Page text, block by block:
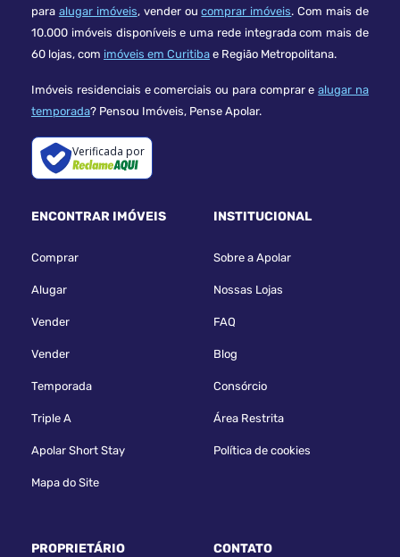
para alugar imóveis, vender oucomprar imóveis. Com mais de
10.000 imóveis disponíveis e uma rede integrada com mais de
60 lojas, com imóveis em Curitiba e Região Metropolitana.
Imóveis residenciais e comerciais ou para comprar ealugar na
temporada? Pensou Imóveis, Pense Apolar.
Verificada por
ENCONTRAR IMÓVEIS
Comprar
Alugar
Vender
Vender
Temporada
Triple A
Apolar Short Stay
Mapa do Site
INSTITUCIONAL
Sobre a Apolar
Nossas Lojas
FAQ
Blog
Consórcio
Área Restrita
Política de cookies
PROPRIETÁRIO CONTATO